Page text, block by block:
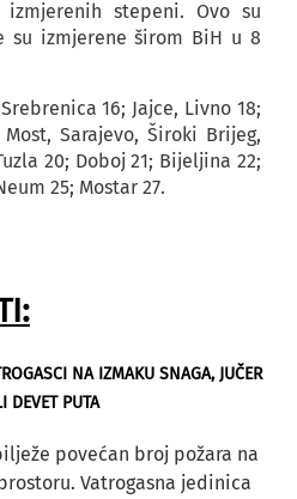
stepeni. Ovo su
su izmjerene širom BiH u 8
16; Jajce, Livno 18;
Sarajevo, Široki Brijeg,
20; Doboj 21; Bijeljina 22;
25; Mostar 27.
NA IZMAKU SNAGA, JUČER
DEVET PUTA
povećan broj požara na
Vatrogasna jedinica